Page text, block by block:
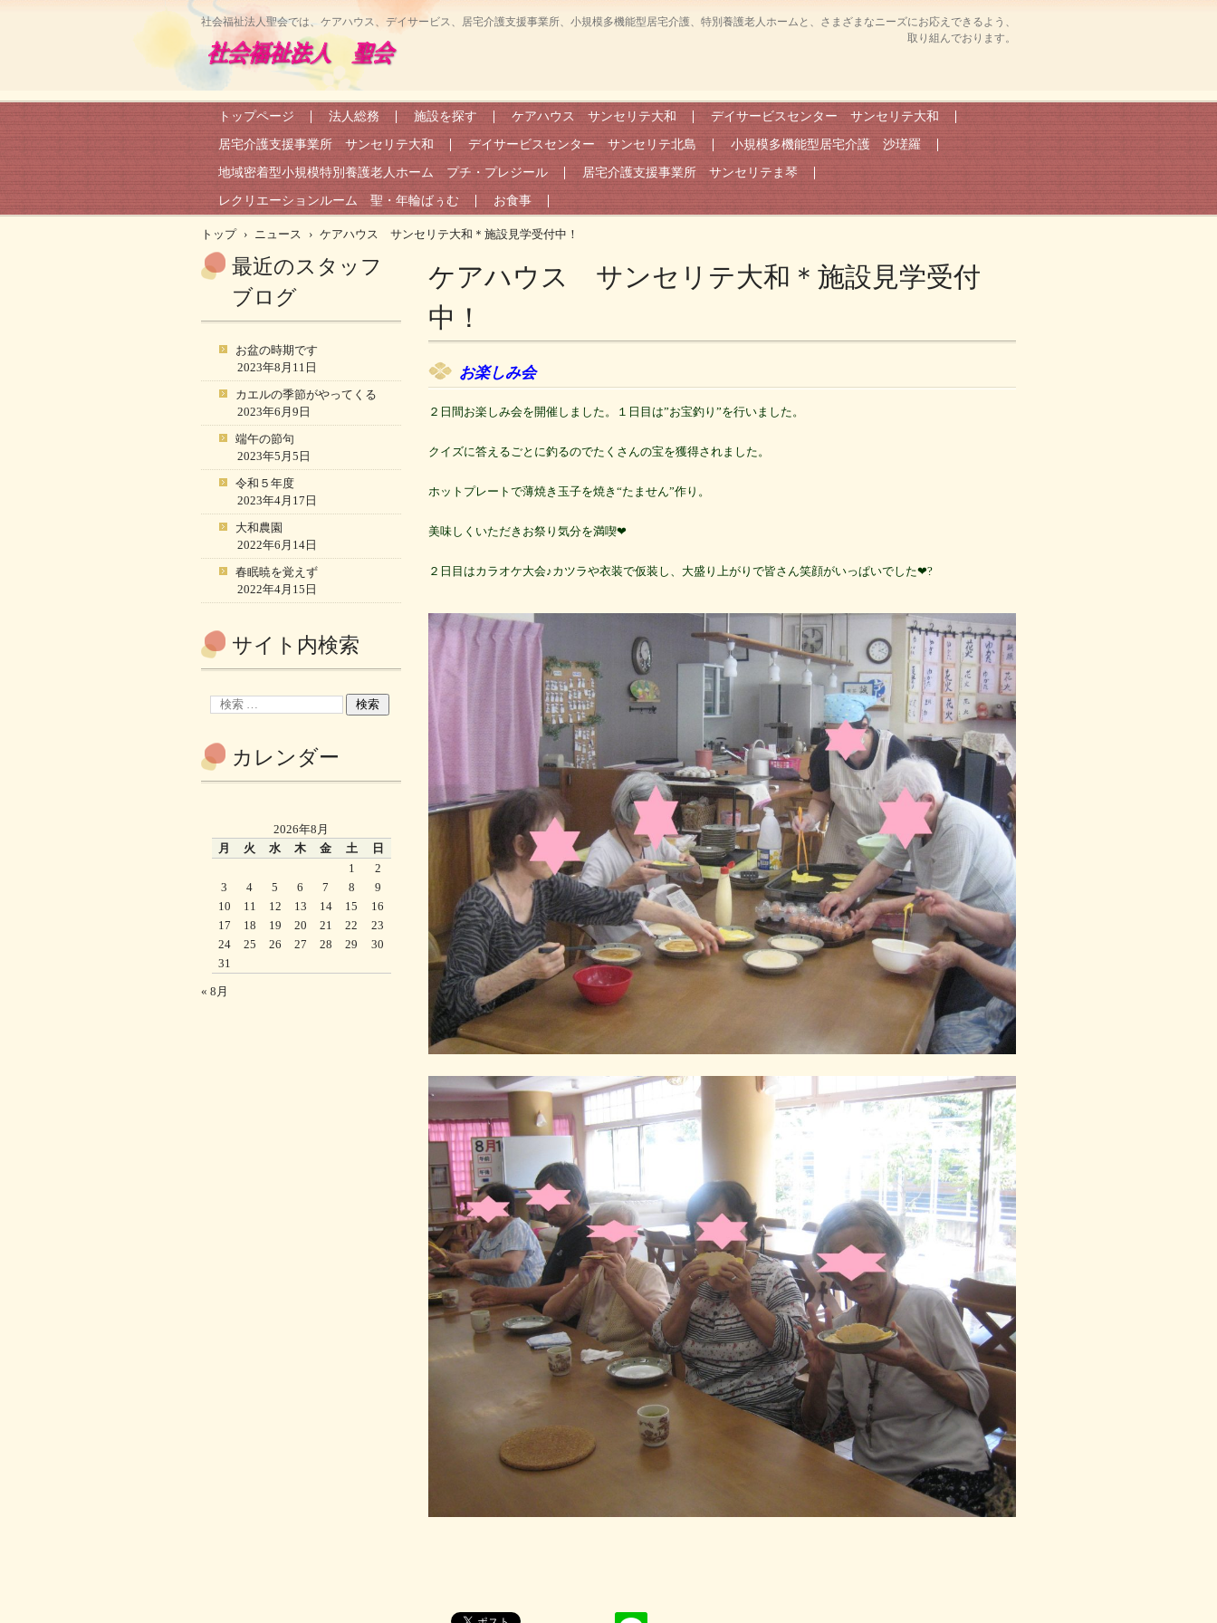
社会福祉法人聖会では、ケアハウス、デイサービス、居宅介護支援事業所、小規模多機能型居宅介護、特別養護老人ホームと、さまざまなニーズにお応えできるよう、
取り組んでおります。
トップページ 法人総務 施設を探す ケアハウス サンセリテ大和 デイサービスセンター サンセリテ大和
居宅介護支援事業所 サンセリテ大和 デイサービスセンター サンセリテ北島 小規模多機能型居宅介護 沙瑳羅
地域密着型小規模特別養護老人ホーム プチ・プレジール 居宅介護支援事業所 サンセリテま琴
レクリエーションルーム 聖・年輪ばぅむ お食事
トップ › ニュース › ケアハウス サンセリテ大和＊施設見学受付中！
ケアハウス サンセリテ大和＊施設見学受付
中！
お楽しみ会
２日間お楽しみ会を開催しました。１日目は”お宝釣り”を行いました。
クイズに答えるごとに釣るのでたくさんの宝を獲得されました。
ホットプレートで薄焼き玉子を焼き“たません”作り。
美味しくいただきお祭り気分を満喫❤
２日目はカラオケ大会♪カツラや衣装で仮装し、大盛り上がりで皆さん笑顔がいっぱいでした❤?
最近のスタッフ
ブログ
お盆の時期です
2023年8月11日
カエルの季節がやってくる
2023年6月9日
端午の節句
2023年5月5日
令和５年度
2023年4月17日
大和農園
2022年6月14日
春眠暁を覚えず
2022年4月15日
サイト内検索
カレンダー
2026年8月
月
火 水 木 金 土
日
1
2
3
4 5 6 7 8
9
10
11 12 13 14 15
16
17
18 19 20 21 22
23
24
25 26 27 28 29
30
31
« 8月